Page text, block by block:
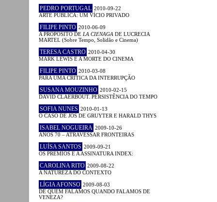
PEDRO PORTUGAL 2010-09-22
ARTE PÚBLICA: UM VÍCIO PRIVADO
FILIPE PINTO 2010-06-09
A PROPÓSITO DE LA CIENAGA DE LUCRECIA
MARTEL (Sobre Tempo, Solidão e Cinema)
TERESA CASTRO 2010-04-30
MARK LEWIS E A MORTE DO CINEMA
FILIPE PINTO 2010-03-08
PARA UMA CRÍTICA DA INTERRUPÇÃO
SUSANA MOUZINHO 2010-02-15
DAVID CLAERBOUT. PERSISTÊNCIA DO TEMPO
SOFIA NUNES 2010-01-13
O CASO DE JOS DE GRUYTER E HARALD THYS
ISABEL NOGUEIRA 2009-10-26
ANOS 70 – ATRAVESSAR FRONTEIRAS
LUÍSA SANTOS 2009-09-21
OS PRÉMIOS E A ASSINATURA INDEX:
CAROLINA RITO 2009-08-22
A NATUREZA DO CONTEXTO
LÍGIA AFONSO 2009-08-03
DE QUEM FALAMOS QUANDO FALAMOS DE
VENEZA?